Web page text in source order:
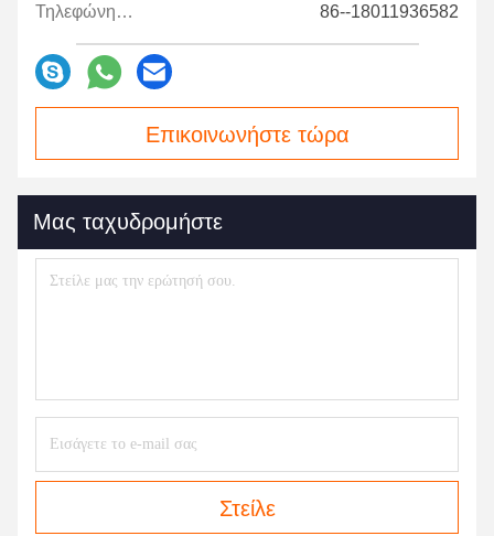
Τηλεφώνημα: 86--18011936582
Επικοινωνήστε τώρα
Μας ταχυδρομήστε
Στείλε